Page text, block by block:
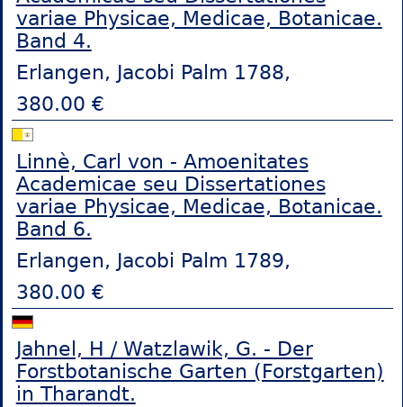
variae Physicae, Medicae, Botanicae.
Band 4.
Erlangen, Jacobi Palm 1788,
380.00 €
Linnè, Carl von - Amoenitates
Academicae seu Dissertationes
variae Physicae, Medicae, Botanicae.
Band 6.
Erlangen, Jacobi Palm 1789,
380.00 €
Jahnel, H / Watzlawik, G. - Der
Forstbotanische Garten (Forstgarten)
in Tharandt.